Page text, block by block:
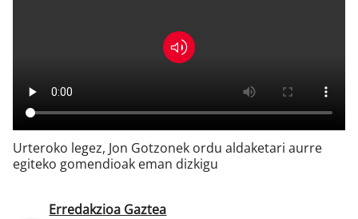
Urteroko legez, Jon Gotzonek ordu aldaketari aurre
egiteko gomendioak eman dizkigu
Erredakzioa Gaztea